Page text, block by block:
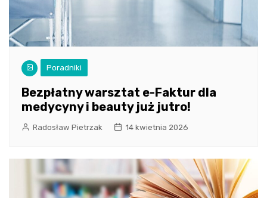
Poradniki
Bezpłatny warsztat e-Faktur dla
medycyny i beauty już jutro!
Radosław Pietrzak 14 kwietnia 2026